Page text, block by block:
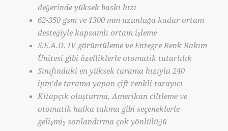
değerinde yüksek baskı hızı
62-350 gsm ve 1300 mm uzunluğa kadar ortam
desteğiyle kapsamlı ortam işleme
S.E.A.D. IV görüntüleme ve Entegre Renk Bakım
Ünitesi gibi özelliklerle otomatik tutarlılık
Sınıfındaki en yüksek tarama hızıyla 240
ipm’de tarama yapan çift renkli tarayıcı
Kitapçık oluşturma, Amerikan ciltleme ve
otomatik halka takma gibi seçeneklerle
gelişmiş sonlandırma çok yönlülüğü